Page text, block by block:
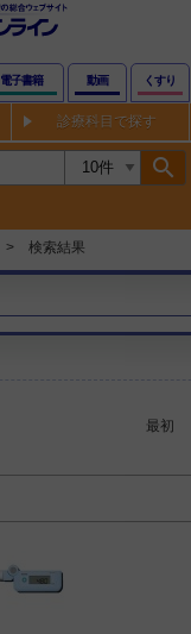
電子書籍 動画 くすり
診療科目で探す
search
検索結果
最初